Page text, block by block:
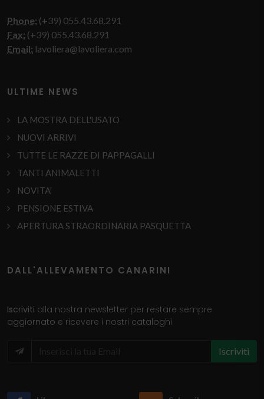
Phone: (+39) 055.43.68.291
Fax: (+39) 055.43.68.291
Email: lavoliera@lavoliera.com
ULTIME NEWS
LA MOSTRA DELL'USATO
NUOVI ARRIVI
TUTTE LE RAZZE DI PAPPAGALLI
TANTI ANIMALETTI
NOVITA'
PENSIONE ESTIVA
APERTURA STRAORDINARIA PASQUETTA
DALL'ALLEVAMENTO CANARINI
Iscriviti alla nostra newsletter per restare sempre
aggiornato e ricevere i nostri cataloghi
Iscriviti